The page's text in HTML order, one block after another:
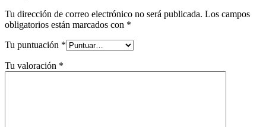
Tu dirección de correo electrónico no será publicada. Los campos
obligatorios están marcados con *
Tu puntuación *
Tu valoración *